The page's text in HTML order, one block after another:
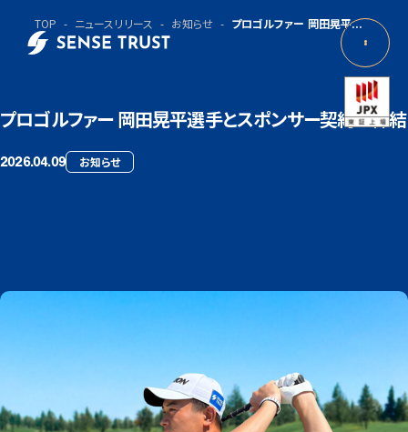
TOP ニュースリリース お知らせ プロゴルファー 岡田晃平...
プロゴルファー 岡田晃平選手とスポンサー契約を締結
2026.04.09 お知らせ